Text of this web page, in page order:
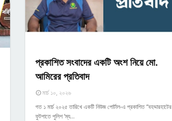
প্রকাশিত সংবাদের একটি অংশ নিয়ে মো.
আমিরের প্রতিবাদ
মার্চ ১০, ২০২৬
গত ১ মার্চ ২০২৫ তারিখে একটি নিউজ পোর্টাল-এ প্রকাশিত “বহদ্দারহাটের
ফুটপাতে পুলিশ ‘ম্য…